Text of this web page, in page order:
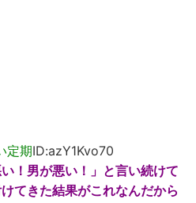
定期ID:azY1Kvo70
！男が悪い！」と言い続けて
てきた結果がこれなんだから